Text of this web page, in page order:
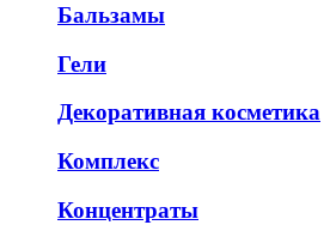
Бальзамы
Гели
Декоративная косметика
Комплекс
Концентраты